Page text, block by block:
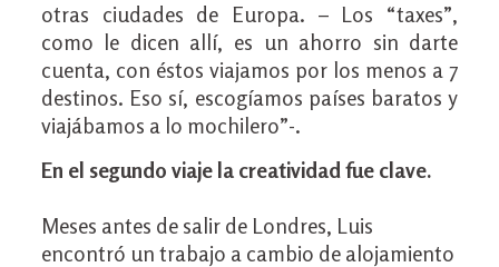
otras ciudades de Europa. – Los “taxes”,
como le dicen allí, es un ahorro sin darte
cuenta, con éstos viajamos por los menos a 7
destinos. Eso sí, escogíamos países baratos y
viajábamos a lo mochilero”-.
En el segundo viaje la creatividad fue clave.
Meses antes de salir de Londres, Luis
encontró un trabajo a cambio de alojamiento